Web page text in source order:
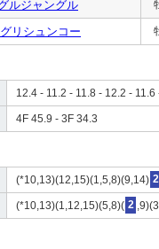
ルジャングル
リシュンコー
12.4 - 11.2 - 11.8 - 12.2 - 11.6
4F 45.9 - 3F 34.3
(*10,13)(12,15)(1,5,8)(9,14) 2
(*10,13)(1,12,15)(5,8)( 2